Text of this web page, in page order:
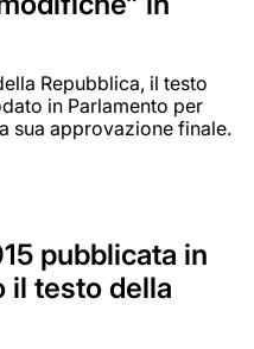
Repubblica, il testo
in Parlamento per
sua approvazione finale.
pubblicata in
il testo della